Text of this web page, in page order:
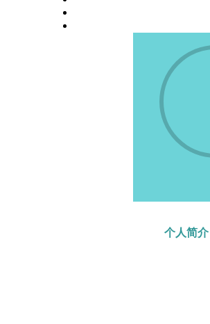
个人简介